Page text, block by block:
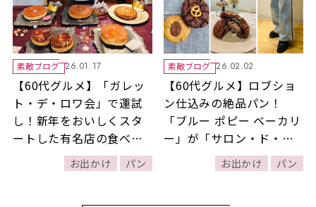
素敵ブログ 26.01.17
【60代グルメ】「ガレッ
ト・デ・ロワ会」で運試
し！新年をおいしくスタ
ートした有名店の食べ比
べレポート！お出かけ パン
素敵ブログ 26.02.02
【60代グルメ】ロブショ
ン仕込みの絶品パン！
「ブルー ポピー ベーカリ
ー」が「サロン・ド・シ
ョコラ（伊勢丹新宿
店）」に特別出店！
お出かけ パン